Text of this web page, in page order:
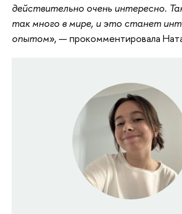
действительно очень интересно.
так много в мире, и это станет
опытом», — прокомментировала